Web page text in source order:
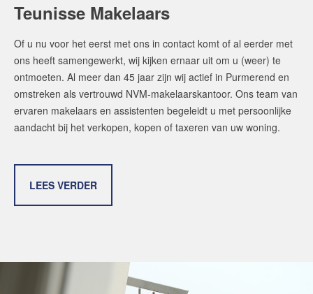
Lees de blog van
Maak een afspraak
Makelaars van Purmerend
Teunisse Makelaars
Of u nu voor het eerst met ons in contact komt of al eerder met
ons heeft samengewerkt, wij kijken ernaar uit om u (weer) te
ontmoeten. Al meer dan 45 jaar zijn wij actief in Purmerend en
omstreken als vertrouwd NVM-makelaarskantoor. Ons team van
ervaren makelaars en assistenten begeleidt u met persoonlijke
aandacht bij het verkopen, kopen of taxeren van uw woning.
LEES VERDER